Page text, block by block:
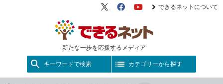
新たな一歩を応援するメディア
X（旧
FacebookYouTube
できるネットについて
キーワードで検索 カテゴリーから探す